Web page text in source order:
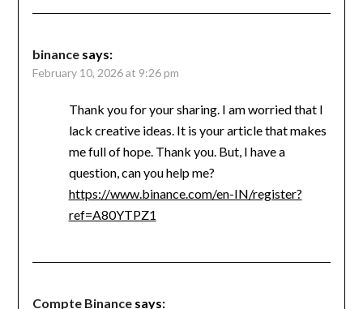
binance says:
February 10, 2026 at 9:26 pm
Thank you for your sharing. I am worried that I
lack creative ideas. It is your article that makes
me full of hope. Thank you. But, I have a
question, can you help me?
https://www.binance.com/en-IN/register?
ref=A80YTPZ1
Compte Binance says: